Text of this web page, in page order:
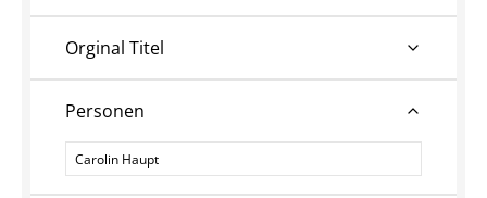
Orginal Titel
Personen
Personen